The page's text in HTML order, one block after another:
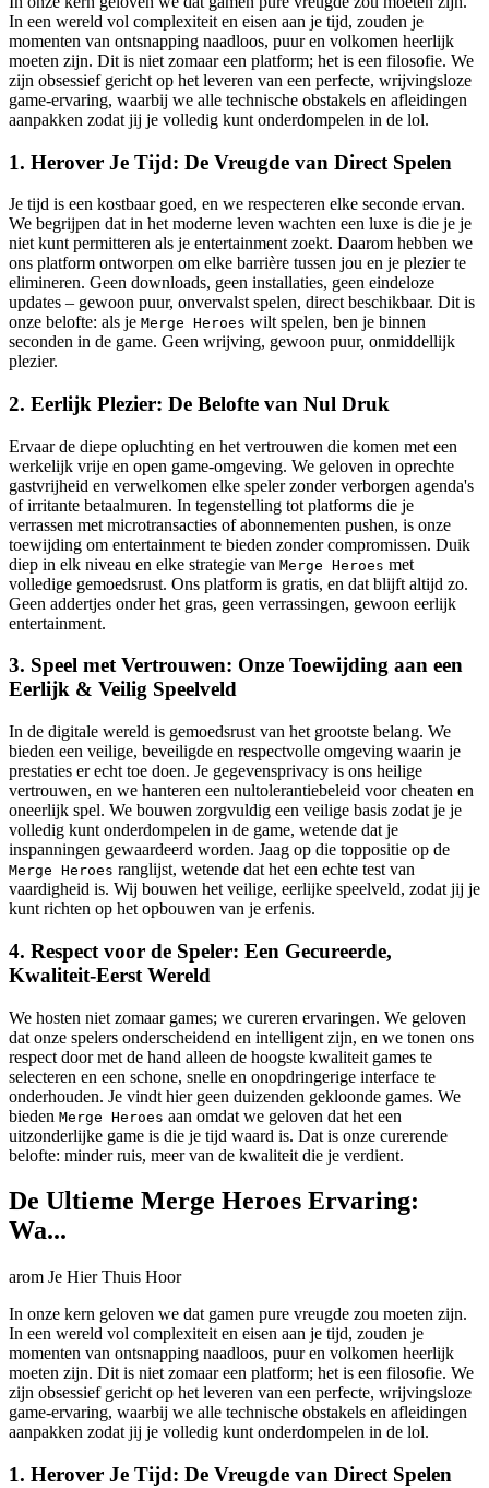
In een wereld vol complexiteit en eisen aan je tijd, zouden je
momenten van ontsnapping naadloos, puur en volkomen heerlijk
moeten zijn. Dit is niet zomaar een platform; het is een filosofie. We
zijn obsessief gericht op het leveren van een perfecte, wrijvingsloze
game-ervaring, waarbij we alle technische obstakels en afleidingen
aanpakken zodat jij je volledig kunt onderdompelen in de lol.
1. Herover Je Tijd: De Vreugde van Direct Spelen
Je tijd is een kostbaar goed, en we respecteren elke seconde ervan.
We begrijpen dat in het moderne leven wachten een luxe is die je je
niet kunt permitteren als je entertainment zoekt. Daarom hebben we
ons platform ontworpen om elke barrière tussen jou en je plezier te
elimineren. Geen downloads, geen installaties, geen eindeloze
updates – gewoon puur, onvervalst spelen, direct beschikbaar. Dit is
onze belofte: als je Merge Heroes wilt spelen, ben je binnen
seconden in de game. Geen wrijving, gewoon puur, onmiddellijk
plezier.
2. Eerlijk Plezier: De Belofte van Nul Druk
Ervaar de diepe opluchting en het vertrouwen die komen met een
werkelijk vrije en open game-omgeving. We geloven in oprechte
gastvrijheid en verwelkomen elke speler zonder verborgen agenda's
of irritante betaalmuren. In tegenstelling tot platforms die je
verrassen met microtransacties of abonnementen pushen, is onze
toewijding om entertainment te bieden zonder compromissen. Duik
diep in elk niveau en elke strategie van Merge Heroes met
volledige gemoedsrust. Ons platform is gratis, en dat blijft altijd zo.
Geen addertjes onder het gras, geen verrassingen, gewoon eerlijk
entertainment.
3. Speel met Vertrouwen: Onze Toewijding aan een
Eerlijk & Veilig Speelveld
In de digitale wereld is gemoedsrust van het grootste belang. We
bieden een veilige, beveiligde en respectvolle omgeving waarin je
prestaties er echt toe doen. Je gegevensprivacy is ons heilige
vertrouwen, en we hanteren een nultolerantiebeleid voor cheaten en
oneerlijk spel. We bouwen zorgvuldig een veilige basis zodat je je
volledig kunt onderdompelen in de game, wetende dat je
inspanningen gewaardeerd worden. Jaag op die toppositie op de
Merge Heroes ranglijst, wetende dat het een echte test van
vaardigheid is. Wij bouwen het veilige, eerlijke speelveld, zodat jij je
kunt richten op het opbouwen van je erfenis.
4. Respect voor de Speler: Een Gecureerde,
Kwaliteit-Eerst Wereld
We hosten niet zomaar games; we cureren ervaringen. We geloven
dat onze spelers onderscheidend en intelligent zijn, en we tonen ons
respect door met de hand alleen de hoogste kwaliteit games te
selecteren en een schone, snelle en onopdringerige interface te
onderhouden. Je vindt hier geen duizenden gekloonde games. We
bieden Merge Heroes aan omdat we geloven dat het een
uitzonderlijke game is die je tijd waard is. Dat is onze curerende
belofte: minder ruis, meer van de kwaliteit die je verdient.
De Ultieme Merge Heroes Ervaring:
Wa...
arom Je Hier Thuis Hoor
In onze kern geloven we dat gamen pure vreugde zou moeten zijn.
In een wereld vol complexiteit en eisen aan je tijd, zouden je
momenten van ontsnapping naadloos, puur en volkomen heerlijk
moeten zijn. Dit is niet zomaar een platform; het is een filosofie. We
zijn obsessief gericht op het leveren van een perfecte, wrijvingsloze
game-ervaring, waarbij we alle technische obstakels en afleidingen
aanpakken zodat jij je volledig kunt onderdompelen in de lol.
1. Herover Je Tijd: De Vreugde van Direct Spelen